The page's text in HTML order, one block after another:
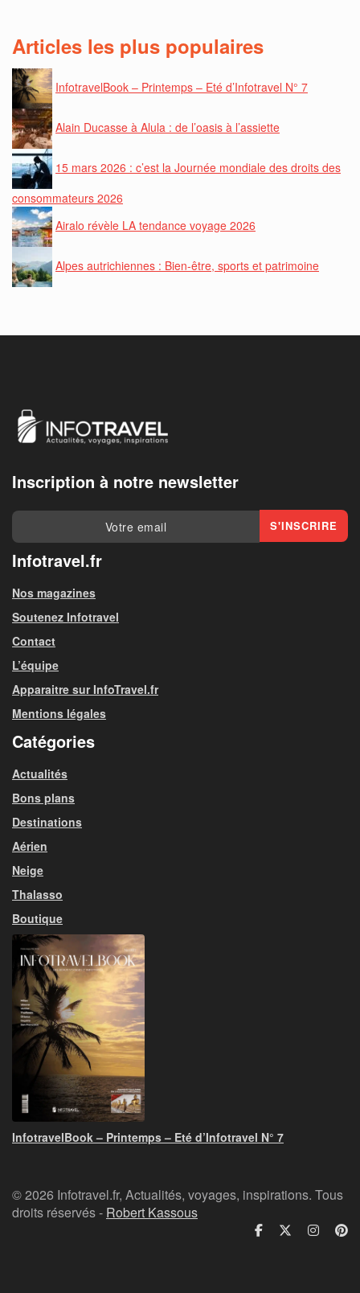
Articles les plus populaires
InfotravelBook – Printemps – Eté d’Infotravel N° 7
Alain Ducasse à Alula : de l’oasis à l’assiette
15 mars 2026 : c’est la Journée mondiale des droits des
consommateurs 2026
Airalo révèle LA tendance voyage 2026
Alpes autrichiennes : Bien-être, sports et patrimoine
Inscription à notre newsletter
Infotravel.fr
Nos magazines
Soutenez Infotravel
Contact
L’équipe
Apparaitre sur InfoTravel.fr
Mentions légales
Catégories
Actualités
Bons plans
Destinations
Aérien
Neige
Thalasso
Boutique
InfotravelBook – Printemps – Eté d’Infotravel N° 7
© 2026 Infotravel.fr, Actualités, voyages, inspirations. Tous
droits réservés - Robert Kassous